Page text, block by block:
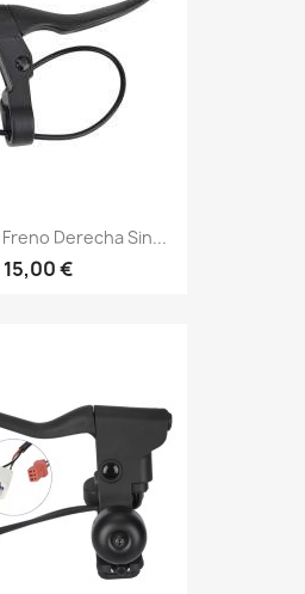
Derecha Sin...
15,00 €